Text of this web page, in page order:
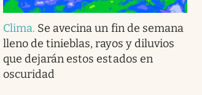
Clima. Se avecina un fin de semana
lleno de tinieblas, rayos y diluvios
que dejarán estos estados en
oscuridad